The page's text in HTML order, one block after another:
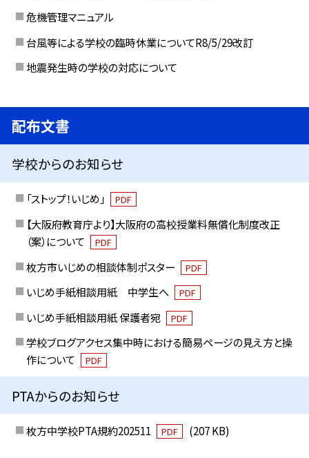
危機管理マニュアル
台風等による学校の臨時休業についてR8/5/29改訂
地震発生時の学校の対応について
配布文書
学校からのお知らせ
「ストップ！いじめ」 PDF
【大阪府教育庁より】大阪府の高校授業料無償化制度改正
（案）について
PDF
枚方市いじめの相談体制ポスター PDF
いじめ手紙相談用紙 中学生へ PDF
いじめ手紙相談用紙 保護者宛 PDF
学校ブログアクセス集中時における簡易ページの見え方と操
作について
PDF
PTAからのお知らせ
枚方中学校PTA規約202511 PDF (207 KB)